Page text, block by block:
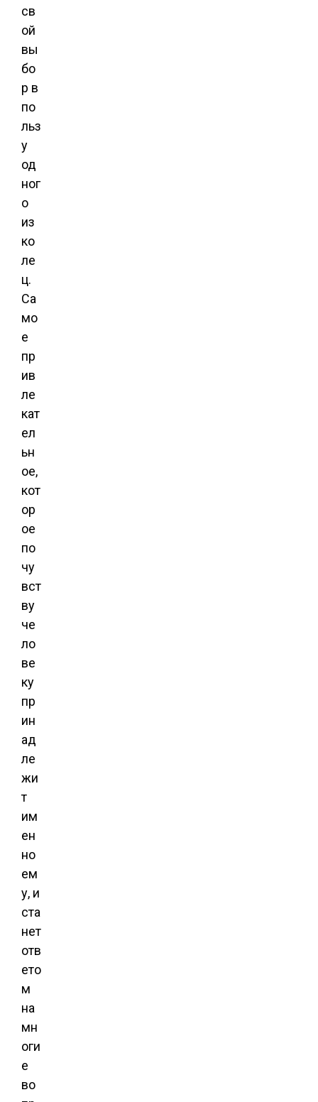
св
ой
вы
бо
р в
по
льз
у
од
ног
о
из
ко
ле
ц.
Са
мо
е
пр
ив
ле
кат
ел
ьн
ое,
кот
ор
ое
по
чу
вст
ву
че
ло
ве
ку
пр
ин
ад
ле
жи
т
им
ен
но
ем
у, и
ста
нет
отв
ето
м
на
мн
оги
е
во